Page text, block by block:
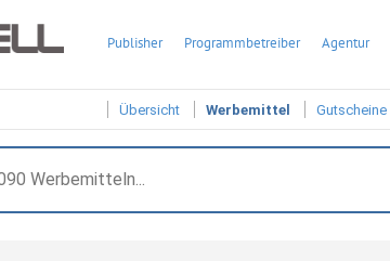
Publisher Programmbetreiber Agentur
Übersicht Werbemittel Gutscheine